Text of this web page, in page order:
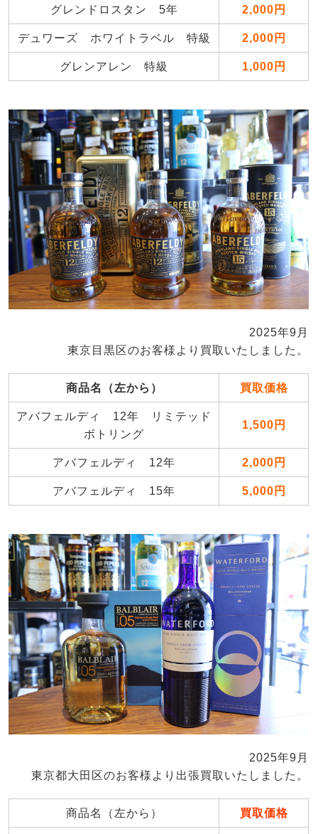
グレンドロスタン 5年 2,000円
デュワーズ ホワイトラベル 特級 2,000円
グレンアレン 特級 1,000円
2025年9月
東京目黒区のお客様より買取いたしました。
商品名（左から） 買取価格
アバフェルディ 12年 リミテッド
ボトリング
1,500円
アバフェルディ 12年 2,000円
アバフェルディ 15年 5,000円
2025年9月
東京都大田区のお客様より出張買取いたしました。
商品名（左から） 買取価格